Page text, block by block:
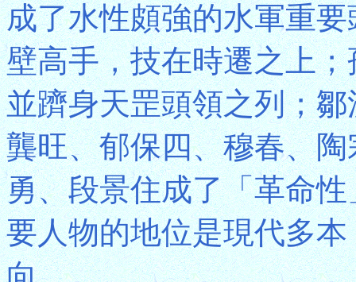
成了水性頗強的水軍重
壁高手，技在時遷之上
並躋身天罡頭領之列；
龔旺、郁保四、穆春、
勇、段景住成了「革命
要人物的地位是現代多